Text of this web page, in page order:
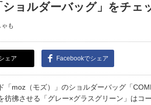
ョルダーバッグ」をチェ
も
ェア Facebookでシェア
「moz（モズ）」のショルダーバッグ「
彷彿させる「グレー×グラスグリーン」はコ